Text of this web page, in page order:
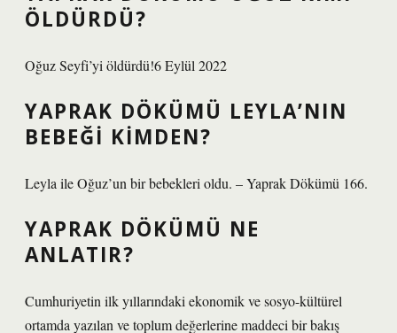
ÖLDÜRDÜ?
Oğuz Seyfi’yi öldürdü!6 Eylül 2022
YAPRAK DÖKÜMÜ LEYLA’NIN
BEBEĞI KIMDEN?
Leyla ile Oğuz’un bir bebekleri oldu. – Yaprak Dökümü 166.
YAPRAK DÖKÜMÜ NE
ANLATIR?
Cumhuriyetin ilk yıllarındaki ekonomik ve sosyo-kültürel
ortamda yazılan ve toplum değerlerine maddeci bir bakış